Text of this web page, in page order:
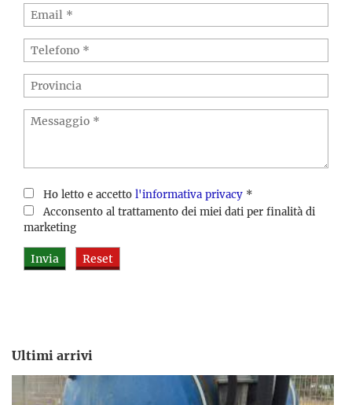
Ho letto e accetto l'informativa privacy *
Acconsento al trattamento dei miei dati per finalità di
marketing
Ultimi arrivi